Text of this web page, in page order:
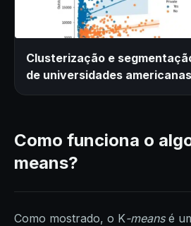
Clusterização e
de universidades americanas
Como funciona o
means?
Como mostrado, o K-meansé